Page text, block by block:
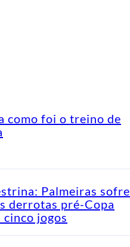
como foi o treino de
Palmeiras sofre
derrotas pré-Copa
cinco jogos